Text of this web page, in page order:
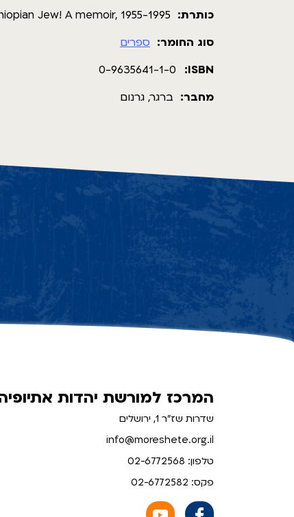
כותרת: Jew! A memoir, 1955-1995
סוג החומר: ספרים
ISBN:
0-9635641-1-0
מחבר: ברגר, גרנום
המרכז למורשת יהדות
שדרות שז"ר 1, ירושלים
info@moreshete.org.il
טלפון: 02-6772568
פקס: 02-6772582